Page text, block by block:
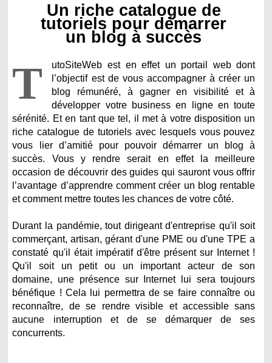
Un riche catalogue de
tutoriels pour démarrer
un blog à succès
T
utoSiteWeb est en effet un portail web dont
l’objectif est de vous accompagner à créer un
blog rémunéré, à gagner en visibilité et à
développer votre business en ligne en toute
sérénité. Et en tant que tel, il met à votre disposition un
riche catalogue de tutoriels avec lesquels vous pouvez
vous lier d’amitié pour pouvoir démarrer un blog à
succès. Vous y rendre serait en effet la meilleure
occasion de découvrir des guides qui sauront vous offrir
l’avantage d’apprendre comment créer un blog rentable
et comment mettre toutes les chances de votre côté.
Durant la pandémie, tout dirigeant d'entreprise qu'il soit
commerçant, artisan, gérant d'une PME ou d'une TPE a
constaté qu'il était impératif d'être présent sur Internet !
Qu'il soit un petit ou un important acteur de son
domaine, une présence sur Internet lui sera toujours
bénéfique ! Cela lui permettra de se faire connaître ou
reconnaître, de se rendre visible et accessible sans
aucune interruption et de se démarquer de ses
concurrents.